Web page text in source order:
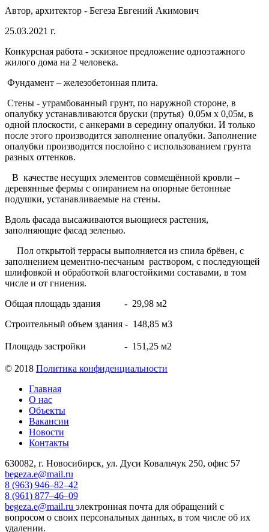
Автор, архитектор - Бегеза Евгений Акимович
25.03.2021 г.
Конкурсная работа - эскизное предложение одноэтажного
жилого дома на 2 человека.
Фундамент – железобетонная плита.
Стены - утрамбованный грунт, по наружной стороне, в
опалубку устанавливаются бруски (прутья) 0,05м х 0,05м, в
одной плоскости, с анкерами в середину опалубки. И только
после этого производится заполнение опалубки. Заполнение
опалубки производится послойно с использованием грунта
разных оттенков.
В качестве несущих элементов совмещённой кровли –
деревянные фермы с опиранием на опорные бетонные
подушки, устанавливаемые на стены.
Вдоль фасада высаживаются вьющиеся растения,
заполняющие фасад зеленью.
Пол открытой террасы выполняется из спила брёвен, с
заполнением цементно-песчаным раствором, с последующей
шлифовкой и обработкой влагостойкими составами, в том
числе и от гниения.
Общая площадь здания - 29,98 м2
Строительный объем здания - 148,85 м3
Площадь застройки - 151,25 м2
© 2018 Политика конфиденциальности
Главная
О нас
Объекты
Вакансии
Новости
Контакты
630082, г. Новосибирск, ул. Дуси Ковальчук 250, офис 57
begeza.e@mail.ru
8 (963) 946–82–42
8 (961) 877–46–09
begeza.e@mail.ru электронная почта для обращений с
вопросом о своих персональных данных, в том числе об их
удалении.